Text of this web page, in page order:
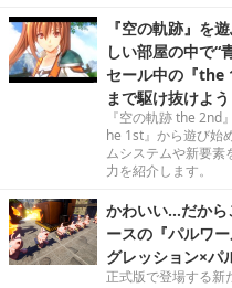
『空の軌跡』を
しい部屋の中で
セール中の『the
まで駆け抜けよう
『空の軌跡 the 2nd
he 1st』から遊び始
ムシステムや新要素
力を紹介します。
かわいい…だから
ースの『パルワ
グレッション×パ
正式版で登場する新